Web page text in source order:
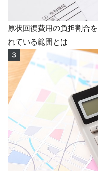
原状回復費用の負担割合
れている範囲とは